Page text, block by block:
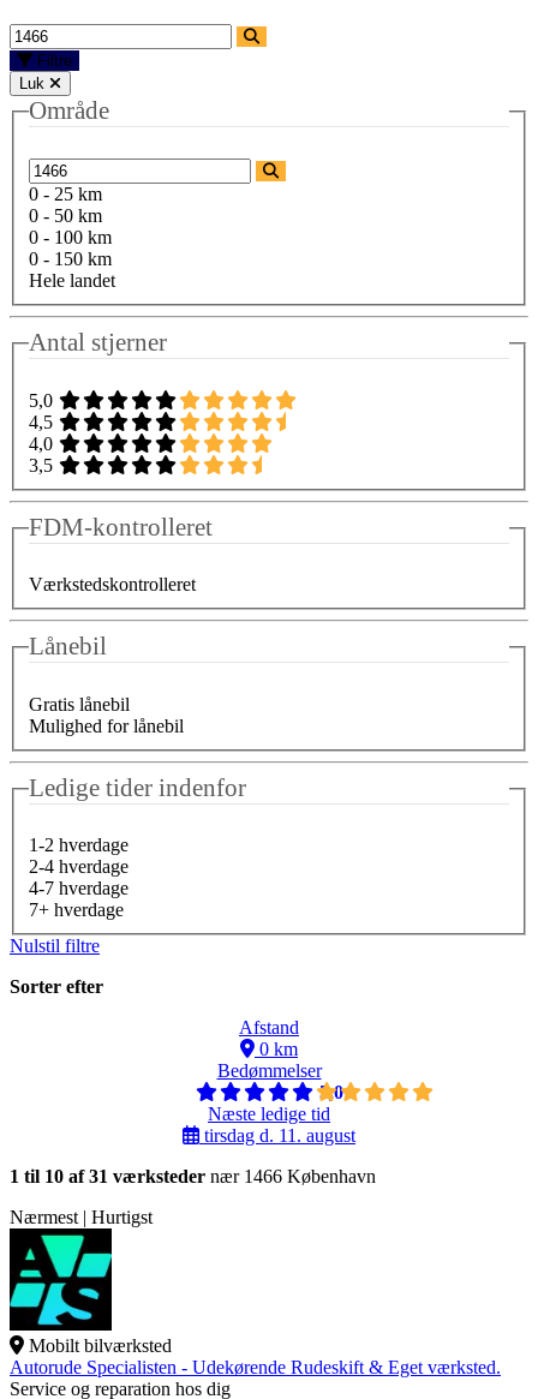
Filtre
Luk
Område
0 - 25 km
0 - 50 km
0 - 100 km
0 - 150 km
Hele landet
Antal stjerner
5,0
4,5
4,0
3,5
FDM-kontrolleret
Værkstedskontrolleret
Lånebil
Gratis lånebil
Mulighed for lånebil
Ledige tider indenfor
1-2 hverdage
2-4 hverdage
4-7 hverdage
7+ hverdage
Nulstil filtre
Sorter efter
Afstand
0 km
Bedømmelser
5,0
Næste ledige tid
tirsdag d. 11. august
1 til 10 af 31 værksteder nær 1466 København
Nærmest | Hurtigst
Mobilt bilværksted
Autorude Specialisten - Udekørende Rudeskift & Eget værksted.
Service og reparation hos dig